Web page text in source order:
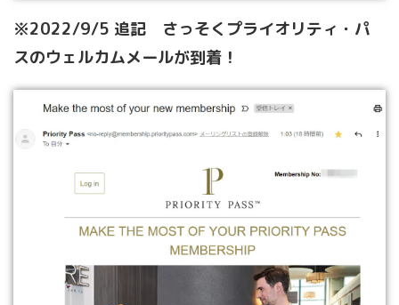
※2022/9/5 追記 さっそくプライオリティ・パ
スのウェルカムメールが到着！